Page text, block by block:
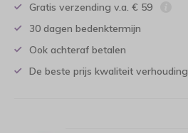
Gratis verzending v.a. € 59
30 dagen bedenktermijn
Ook achteraf betalen
De beste prijs kwaliteit verhouding